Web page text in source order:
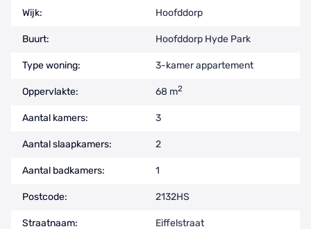
Wijk: Hoofddorp
Buurt: Hoofddorp Hyde Park
Type woning: 3-kamer appartement
Oppervlakte: 68 m2
Aantal kamers: 3
Aantal slaapkamers: 2
Aantal badkamers: 1
Postcode: 2132HS
Straatnaam: Eiffelstraat